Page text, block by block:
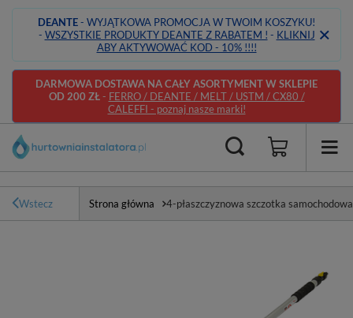
DEANTE- WYJĄTKOWA PROMOCJA W TWOIM KOSZYKU!
- WSZYSTKIE PRODUKTY DEANTE Z RABATEM ! - KLIKNIJ
ABY AKTYWOWAĆ KOD - 10% !!!!
DARMOWA DOSTAWA NA CAŁY ASORTYMENT W SKLEPIE
OD 200 ZŁ- FERRO / DEANTE / MELT / USTM / CX80 /
CALEFFI - poznaj nasze marki!
Wstecz Strona główna 4-płaszczyznowa szczotka